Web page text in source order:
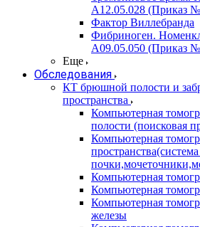
A12.05.028 (Приказ
Фактор Виллебранда
Фибриноген.
A09.05.050 (Приказ
Еще
Обследования
КТ брюшной полости и
пространства
Компьютерная
полости (поисковая
Компьютерная
Компьютерная
Компьютерная
Компьютерная
железы